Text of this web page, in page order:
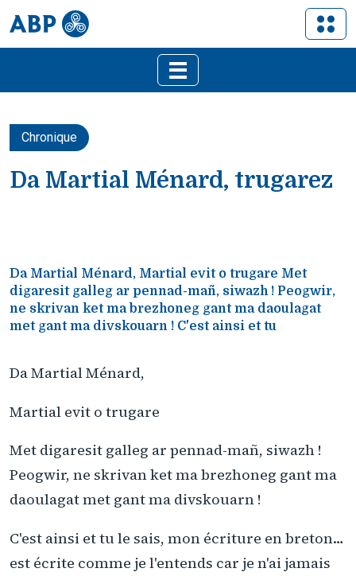
Chronique
Da Martial Ménard, trugarez
Da Martial Ménard, Martial evit o trugare Met
digaresit galleg ar pennad-mañ, siwazh ! Peogwir,
ne skrivan ket ma brezhoneg gant ma daoulagat
met gant ma divskouarn ! C'est ainsi et tu
Da Martial Ménard,
Martial evit o trugare
Met digaresit galleg ar pennad-mañ, siwazh !
Peogwir, ne skrivan ket ma brezhoneg gant ma
daoulagat met gant ma divskouarn !
C'est ainsi et tu le sais, mon écriture en breton…
est écrite comme je l'entends car je n'ai jamais